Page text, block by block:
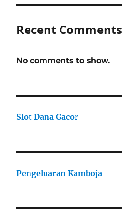
Recent Comments
No comments to show.
Slot Dana Gacor
Pengeluaran Kamboja